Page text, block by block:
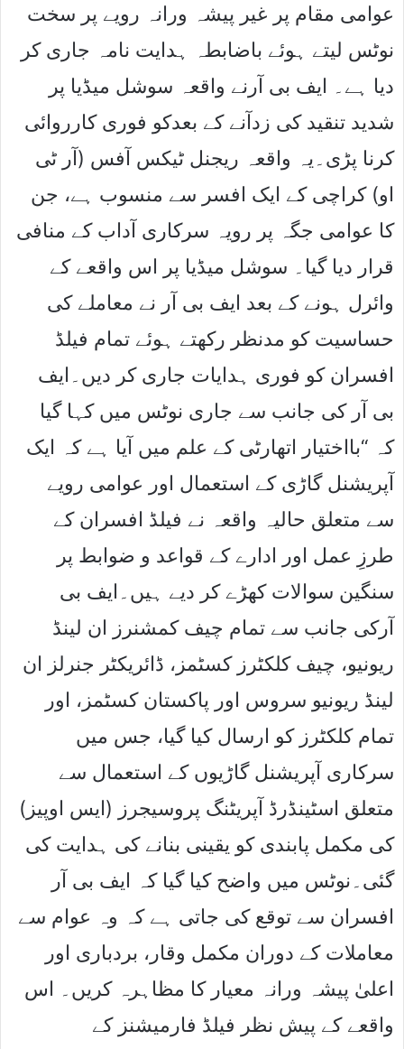
عوامی مقام پر غیر پیشہ ورانہ رویے پر سخت
نوٹس لیتے ہوئے باضابطہ ہدایت نامہ جاری کر
دیا ہے۔ ایف بی آرنے واقعہ سوشل میڈیا پر
شدید تنقید کی زدآنے کے بعدکو فوری کارروائی
کرنا پڑی۔یہ واقعہ ریجنل ٹیکس آفس (آر ٹی
او) کراچی کے ایک افسر سے منسوب ہے، جن
کا عوامی جگہ پر رویہ سرکاری آداب کے منافی
قرار دیا گیا۔ سوشل میڈیا پر اس واقعے کے
وائرل ہونے کے بعد ایف بی آر نے معاملے کی
حساسیت کو مدنظر رکھتے ہوئے تمام فیلڈ
افسران کو فوری ہدایات جاری کر دیں۔ایف
بی آر کی جانب سے جاری نوٹس میں کہا گیا
کہ “بااختیار اتھارٹی کے علم میں آیا ہے کہ ایک
آپریشنل گاڑی کے استعمال اور عوامی رویے
سے متعلق حالیہ واقعہ نے فیلڈ افسران کے
طرزِ عمل اور ادارے کے قواعد و ضوابط پر
سنگین سوالات کھڑے کر دیے ہیں۔ایف بی
آرکی جانب سے تمام چیف کمشنرز ان لینڈ
ریونیو، چیف کلکٹرز کسٹمز، ڈائریکٹر جنرلز ان
لینڈ ریونیو سروس اور پاکستان کسٹمز، اور
تمام کلکٹرز کو ارسال کیا گیا، جس میں
سرکاری آپریشنل گاڑیوں کے استعمال سے
متعلق اسٹینڈرڈ آپریٹنگ پروسیجرز (ایس اوپیز)
کی مکمل پابندی کو یقینی بنانے کی ہدایت کی
گئی۔نوٹس میں واضح کیا گیا کہ ایف بی آر
افسران سے توقع کی جاتی ہے کہ وہ عوام سے
معاملات کے دوران مکمل وقار، بردباری اور
اعلیٰ پیشہ ورانہ معیار کا مظاہرہ کریں۔ اس
واقعے کے پیش نظر فیلڈ فارمیشنز کے